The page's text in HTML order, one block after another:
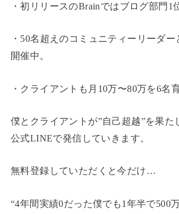
・初リリースのBrainではブログ部門1
・50名超えのコミュニティーリーダ
開催中。
・クライアントも月10万〜80万を6名育
僕とクライアントが”自己超越”を果た
公式LINEで発信していきます。
無料登録していただくと今だけ…
“4年間実績0だった僕でも1年半で500